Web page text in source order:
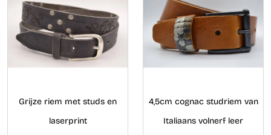
Grijze riem met studs en
laserprint
4,5cm cognac studriem van
Italiaans volnerf leer